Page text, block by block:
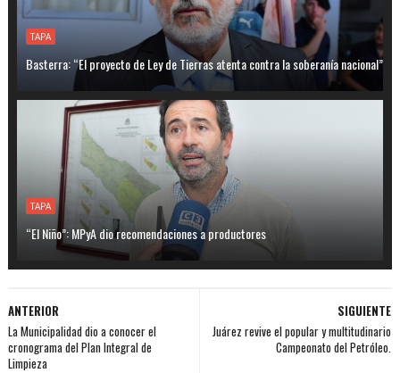
TAPA
Basterra: “El proyecto de Ley de Tierras atenta contra la soberanía nacional”
TAPA
“El Niño”: MPyA dio recomendaciones a productores
SIGUIENTE
Juárez revive el popular y multitudinario
Campeonato del Petróleo.
ANTERIOR
La Municipalidad dio a conocer el
cronograma del Plan Integral de
Limpieza